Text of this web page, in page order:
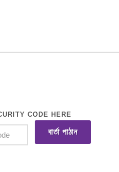
CODE HERE
বার্তা পাঠান